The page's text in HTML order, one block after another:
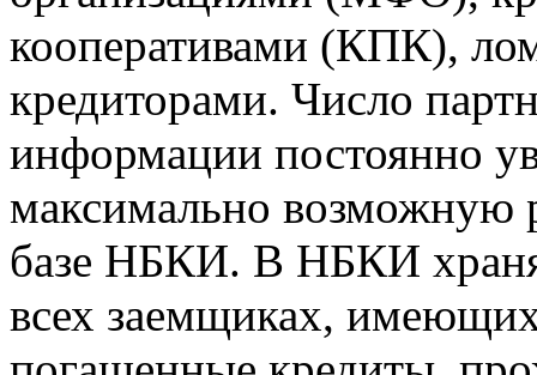
кооперативами (КПК),
кредиторами. Число
информации постоянно
максимально возможную
базе НБКИ. В НБКИ
всех заемщиках,